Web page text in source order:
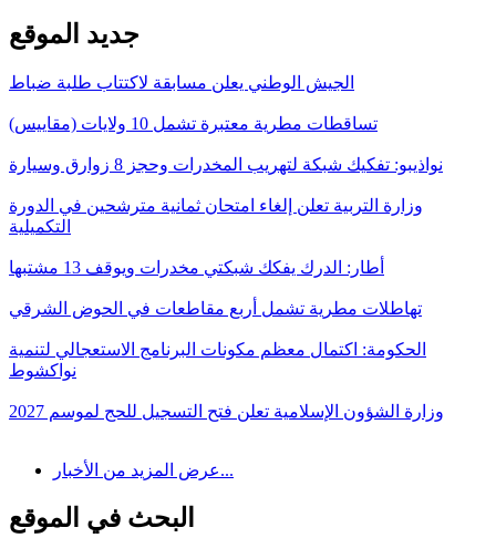
جديد الموقع
الجيش الوطني يعلن مسابقة لاكتتاب طلبة ضباط
تساقطات مطرية معتبرة تشمل 10 ولايات (مقاييس)
نواذيبو: تفكيك شبكة لتهريب المخدرات وحجز 8 زوارق وسيارة
وزارة التربية تعلن إلغاء امتحان ثمانية مترشحين في الدورة
التكميلية
أطار: الدرك يفكك شبكتي مخدرات ويوقف 13 مشتبها
تهاطلات مطرية تشمل أربع مقاطعات في الحوض الشرقي
الحكومة: اكتمال معظم مكونات البرنامج الاستعجالي لتنمية
نواكشوط
وزارة الشؤون الإسلامية تعلن فتح التسجيل للحج لموسم 2027
عرض المزيد من الأخبار...
البحث في الموقع